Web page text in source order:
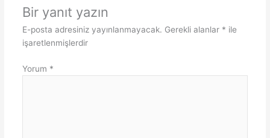
Bir yanıt yazın
E-posta adresiniz yayınlanmayacak. Gerekli alanlar * ile
işaretlenmişlerdir
Yorum *